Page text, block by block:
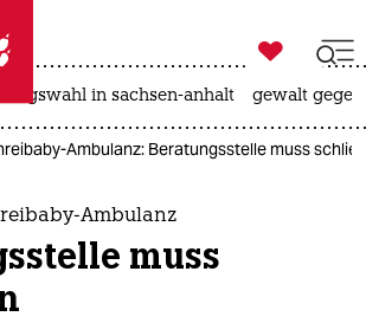
taz zahl ich
taz zahl ich

taz zahl ich
in sachsen-anhalt gewalt
Ambulanz: Beratungsstelle muss
Ambulanz
muss